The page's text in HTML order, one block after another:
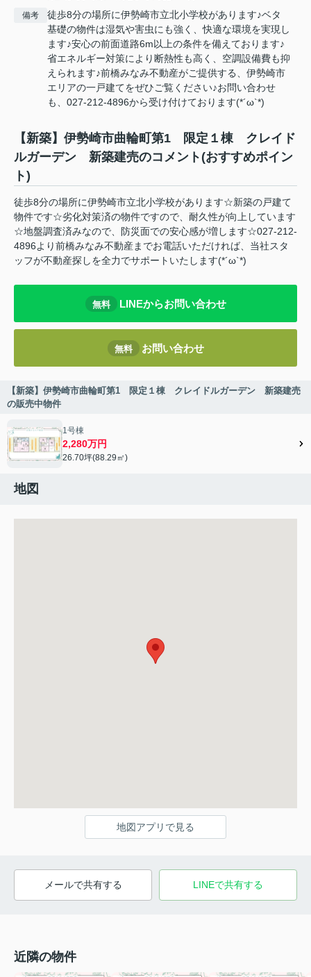
備考
徒歩8分の場所に伊勢崎市立北小学校があります♪ベタ
基礎の物件は湿気や害虫にも強く、快適な環境を実現し
ます♪安心の前面道路6m以上の条件を備えております♪
省エネルギー対策により断熱性も高く、空調設備費も抑
えられます♪前橋みなみ不動産がご提供する、伊勢崎市
エリアの一戸建てをぜひご覧ください♪お問い合わせ
も、027-212-4896から受け付けております(*´ω`*)
【新築】伊勢崎市曲輪町第1 限定１棟 クレイド
ルガーデン 新築建売のコメント(おすすめポイン
ト)
徒歩8分の場所に伊勢崎市立北小学校があります☆新築の戸建て
物件です☆劣化対策済の物件ですので、耐久性が向上しています
☆地盤調査済みなので、防災面での安心感が増します☆027-212-
4896より前橋みなみ不動産までお電話いただければ、当社スタ
ッフが不動産探しを全力でサポートいたします(*´ω`*)
無料 LINEからお問い合わせ
無料 お問い合わせ
【新築】伊勢崎市曲輪町第1 限定１棟 クレイドルガーデン 新築建売
の販売中物件
1号棟
2,280万円
26.70坪(88.29㎡)
地図
地図アプリで見る
メールで共有する LINEで共有する
近隣の物件